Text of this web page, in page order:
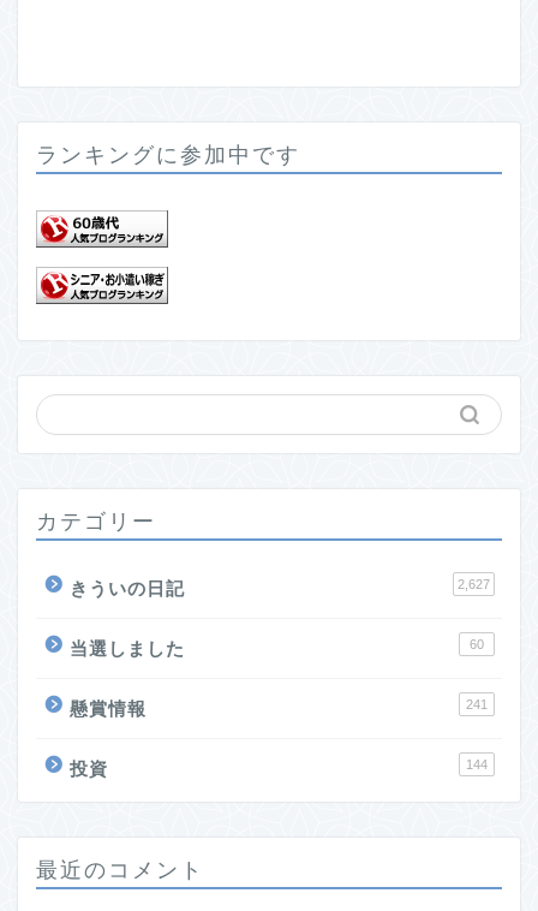
ランキングに参加中です
カテゴリー
きういの日記 2,627
当選しました 60
懸賞情報 241
投資 144
最近のコメント